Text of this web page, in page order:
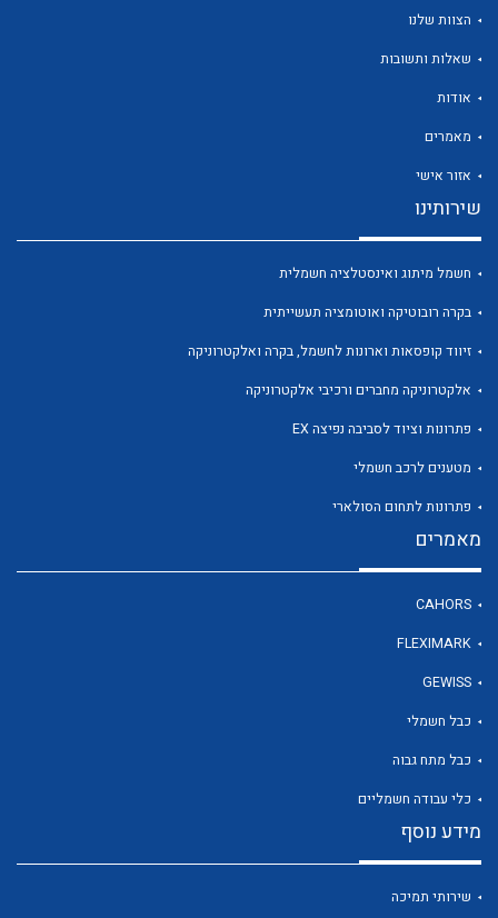
לכל מוצרי היצרן
הצוות שלנו
שאלות ותשובות
אודות
מאמרים
אזור אישי
שירותינו
חשמל מיתוג ואינסטלציה חשמלית
בקרה רובוטיקה ואוטומציה תעשייתית
זיווד קופסאות וארונות לחשמל, בקרה ואלקטרוניקה
אלקטרוניקה מחברים ורכיבי אלקטרוניקה
פתרונות וציוד לסביבה נפיצה EX
מטענים לרכב חשמלי
פתרונות לתחום הסולארי
מאמרים
CAHORS
FLEXIMARK
GEWISS
כבל חשמלי
כבל מתח גבוה
כלי עבודה חשמליים
מידע נוסף
שירותי תמיכה